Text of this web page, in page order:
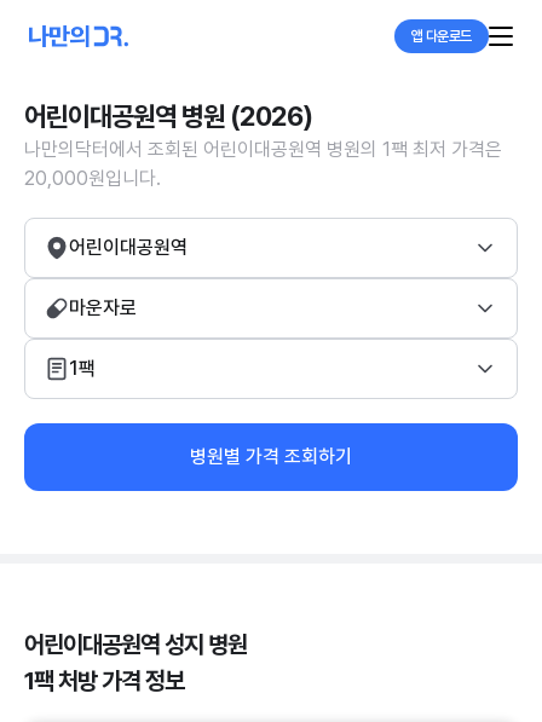
앱 다운로드
어린이대공원역 병원 (2026)
나만의닥터에서 조회된 어린이대공원역 병원의 1팩 최저 가격은
20,000원입니다.
어린이대공원역
마운자로
1팩
병원별 가격 조회하기
어린이대공원역 성지 병원
1팩 처방 가격 정보